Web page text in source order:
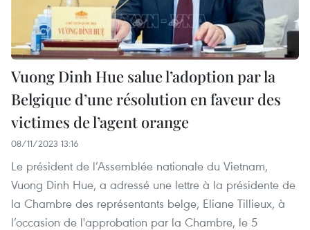
Vuong Dinh Hue salue l’adoption par la
Belgique d’une résolution en faveur des
victimes de l’agent orange
08/11/2023 13:16
Le président de l’Assemblée nationale du Vietnam,
Vuong Dinh Hue, a adressé une lettre à la présidente de
la Chambre des représentants belge, Eliane Tillieux, à
l’occasion de l'approbation par la Chambre, le 5